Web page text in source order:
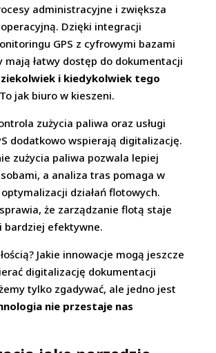
administracyjne i zwiększa
Dzięki integracji
GPS z cyfrowymi bazami
mają łatwy dostęp do dokumentacji
i kiedykolwiek tego
To jak biuro w kieszeni.
zużycia paliwa oraz usługi
dodatkowo wspierają digitalizację.
zużycia paliwa pozwala lepiej
a analiza tras pomaga w
działań flotowych.
że zarządzanie flotą staje
bardziej efektywne.
Jakie innowacje mogą jeszcze
digitalizację dokumentacji
tylko zgadywać, ale jedno jest
nie przestaje nas